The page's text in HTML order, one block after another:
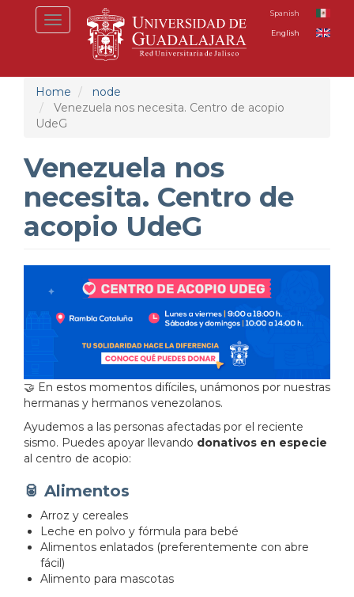
Toggle
navigation
Spanish
English
Home
node
Venezuela nos necesita. Centro de acopio
UdeG
Venezuela nos
necesita. Centro de
acopio UdeG
🤝 En estos momentos difíciles, unámonos por nuestras
hermanas y hermanos venezolanos.
Ayudemos a las personas afectadas por el reciente
sismo. Puedes apoyar llevando donativos en especie
al centro de acopio:
🥫 Alimentos
Arroz y cereales
Leche en polvo y fórmula para bebé
Alimentos enlatados (preferentemente con abre
fácil)
Alimento para mascotas